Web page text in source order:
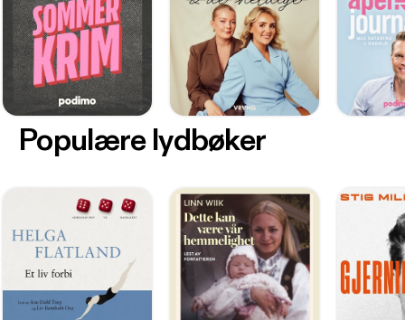
Populære lydbøker